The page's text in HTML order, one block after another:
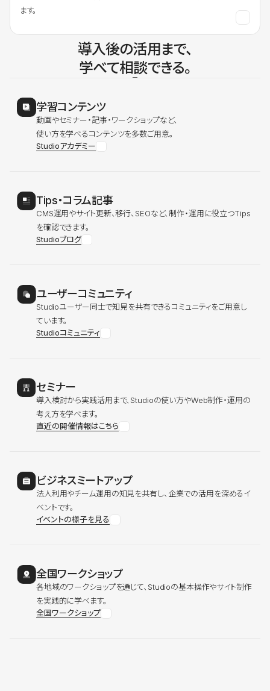
ます。
導入後の活用まで、
学べて相談できる。
学習コンテンツ
動画やセミナー・記事・ワークショップなど、
使い方を学べるコンテンツを多数ご用意。
Studioアカデミー
Tips・コラム記事
CMS運用やサイト更新、移行、SEOなど、制作・運用に役立つTips
を確認できます。
Studioブログ
ユーザーコミュニティ
Studioユーザー同士で知見を共有できるコミュニティをご用意し
ています。
Studioコミュニティ
セミナー
導入検討から実践活用まで、Studioの使い方やWeb制作・運用の
考え方を学べます。
直近の開催情報はこちら
ビジネスミートアップ
法人利用やチーム運用の知見を共有し、企業での活用を深めるイ
ベントです。
イベントの様子を見る
全国ワークショップ
各地域のワークショップを通じて、Studioの基本操作やサイト制作
を実践的に学べます。
全国ワークショップ